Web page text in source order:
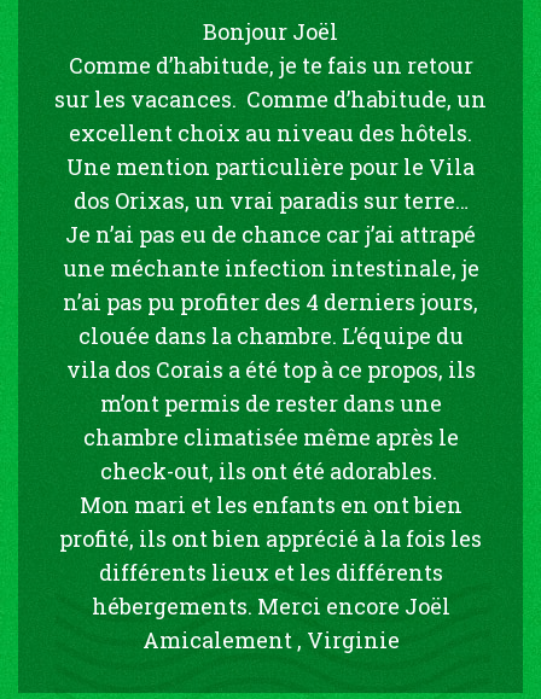
Bonjour Joël
Comme d’habitude, je te fais un retour
sur les vacances. Comme d’habitude, un
excellent choix au niveau des hôtels.
Une mention particulière pour le Vila
dos Orixas, un vrai paradis sur terre…
Je n’ai pas eu de chance car j’ai attrapé
une méchante infection intestinale, je
n’ai pas pu profiter des 4 derniers jours,
clouée dans la chambre. L’équipe du
vila dos Corais a été top à ce propos, ils
m’ont permis de rester dans une
chambre climatisée même après le
check-out, ils ont été adorables.
Mon mari et les enfants en ont bien
profité, ils ont bien apprécié à la fois les
différents lieux et les différents
hébergements. Merci encore Joël
Amicalement , Virginie